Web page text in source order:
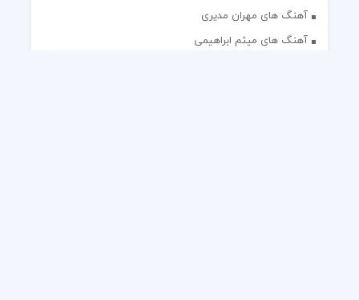
آهنگ های مهران مدیری
آهنگ های میثم ابراهیمی